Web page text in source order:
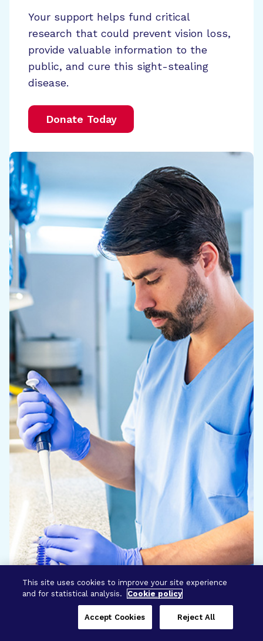
Your support helps fund critical
research that could prevent vision loss,
provide valuable information to the
public, and cure this sight-stealing
disease.
Donate Today
This site uses cookies to improve your site experience
and for statistical analysis.
Cookie policy
Reject All
Accept Cookies